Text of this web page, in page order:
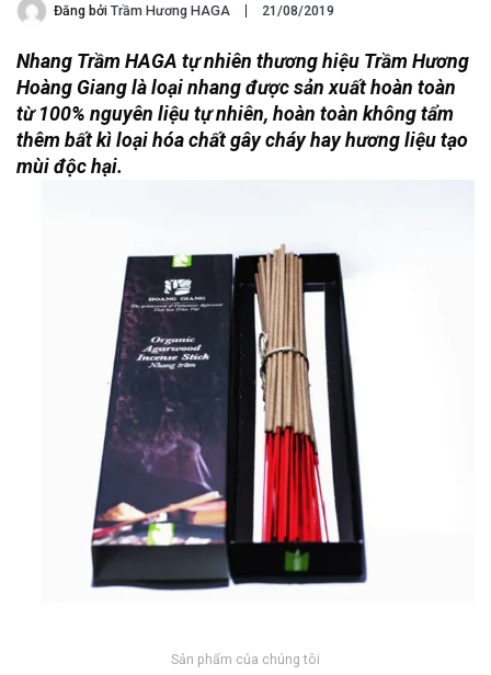
Đăng bởi Trầm Hương HAGA 21/08/2019
Nhang Trầm HAGA tự nhiên thương hiệu Trầm Hương
Hoàng Giang là loại nhang được sản xuất hoàn toàn
từ 100% nguyên liệu tự nhiên, hoàn toàn không tẩm
thêm bất kì loại hóa chất gây cháy hay hương liệu tạo
mùi độc hại.
Sản phẩm của chúng tôi